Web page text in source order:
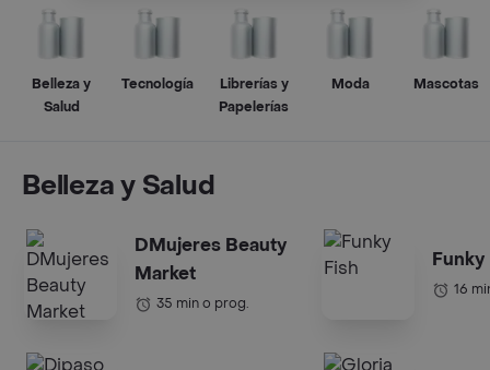
Belleza y
Salud
Tecnología
Librerías y
Papelerías
Moda Mascotas
Belleza y Salud
DMujeres Beauty
Market
35 min o prog.
Funky
16